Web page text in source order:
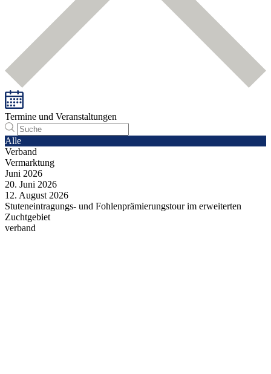
Termine und Veranstaltungen
Alle
Verband
Vermarktung
Juni 2026
20. Juni 2026
12. August 2026
Stuteneintragungs- und Fohlenprämierungstour im erweiterten
Zuchtgebiet
verband